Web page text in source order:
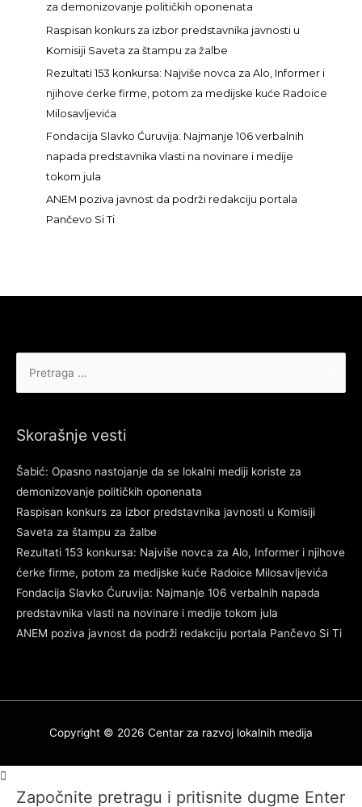
za demonizovanje političkih oponenata
Raspisan konkurs za izbor predstavnika javnosti u
Komisiji Saveta za štampu za žalbe
Rezultati 153 konkursa: Najviše novca za Alo, Informer i
njihove ćerke firme, potom za medijske kuće Radoice
Milosavljevića
Fondacija Slavko Ćuruvija: Najmanje 106 verbalnih
napada predstavnika vlasti na novinare i medije
tokom jula
ANEM poziva javnost da podrži redakciju portala
Pančevo Si Ti
Skorašnje vesti
Šabić: Opasno nastojanje da se lokalni mediji koriste za
demonizovanje političkih oponenata
Raspisan konkurs za izbor predstavnika javnosti u Komisiji
Saveta za štampu za žalbe
Rezultati 153 konkursa: Najviše novca za Alo, Informer i njihove
ćerke firme, potom za medijske kuće Radoice Milosavljevića
Fondacija Slavko Ćuruvija: Najmanje 106 verbalnih napada
predstavnika vlasti na novinare i medije tokom jula
ANEM poziva javnost da podrži redakciju portala Pančevo Si Ti
Copyright © 2026 Centar za razvoj lokalnih medija
Započnite pretragu i pritisnite dugme Enter